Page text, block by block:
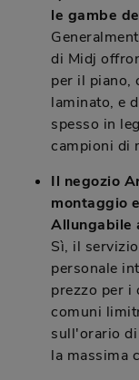
le gambe
di Midj
per il piano,
laminato, e
spesso in
campioni di
Il negozio
montaggio
Allungabile
Sì, il
personale
prezzo per i
comuni
sull'orario
la massima